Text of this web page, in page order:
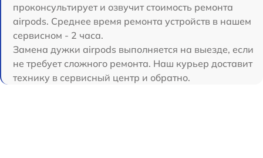
проконсультирует и озвучит стоимость ремонта
airpods. Среднее время ремонта устройств в нашем
сервисном - 2 часа.
Замена дужки airpods выполняется на выезде, если
не требует сложного ремонта. Наш курьер доставит
технику в сервисный центр и обратно.